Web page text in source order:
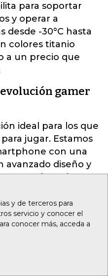
y de terceros para
servicio y conocer el
conocer más, acceda a
para soportar
y operar a
-30°C hasta
colores titanio
a un precio que
gamer
ideal para los que
jugar. Estamos
con una
avanzado diseño y
para el gaming. Su
por una nano-
que ofrece un
protección
con una
con 648 mini-LED